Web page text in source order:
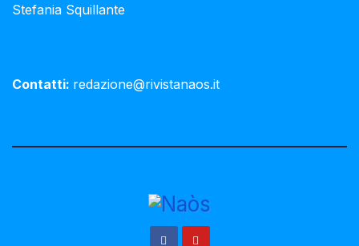
Stefania Squillante
Contatti: redazione@rivistanaos.it